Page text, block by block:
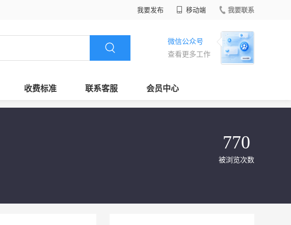
我要发布 移动端 我要联系
微信公众号
查看更多工作
收费标准 联系客服 会员中心
770
被浏览次数